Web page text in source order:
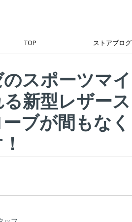
TOP ストアブログ
スポーツマイ
新型レザース
ブが間もなく